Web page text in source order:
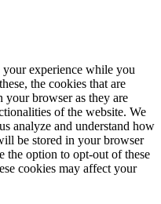
experience while you
the cookies that are
your browser as they are
of the website. We
analyze and understand how
be stored in your browser
the option to opt-out of these
cookies may affect your